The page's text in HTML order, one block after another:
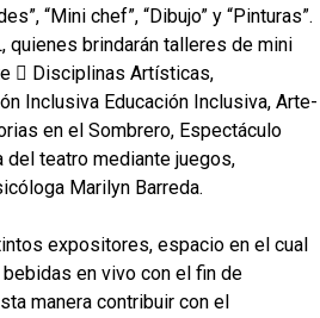
“Mini chef”, “Dibujo” y “Pinturas”.
quienes brindarán talleres de mini
 Disciplinas Artísticas,
Inclusiva Educación Inclusiva, Arte-
en el Sombrero, Espectáculo
del teatro mediante juegos,
Marilyn Barreda.
expositores, espacio en el cual
en vivo con el fin de
manera contribuir con el